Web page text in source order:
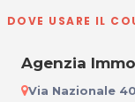
DOVE USARE IL
Agenzia
Via Nazionale